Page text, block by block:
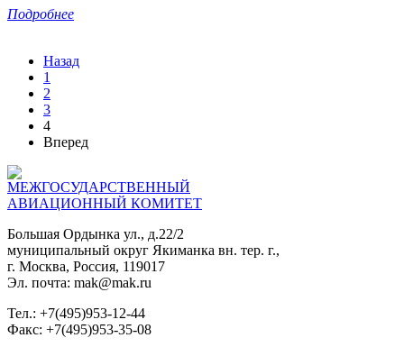
Подробнее
Назад
1
2
3
4
Вперед
МЕЖГОСУДАРСТВЕННЫЙ
АВИАЦИОННЫЙ КОМИТЕТ
Большая Ордынка ул., д.22/2
муниципальный округ Якиманка вн. тер. г.,
г. Москва, Россия, 119017
Эл. почта: mak@mak.ru
Тел.: +7(495)953-12-44
Факс: +7(495)953-35-08